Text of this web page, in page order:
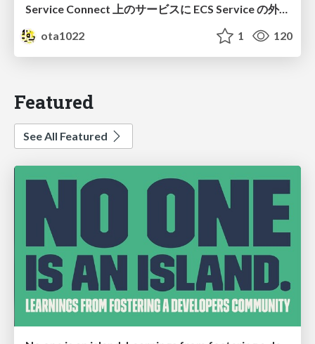
Service Connect 上のサービスに ECS Service の外側から到達できなかった話
ota1022
1 120
Featured
See All Featured